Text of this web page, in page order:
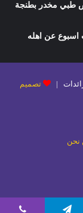
اسبوع عن اهله
تصميم
نحن